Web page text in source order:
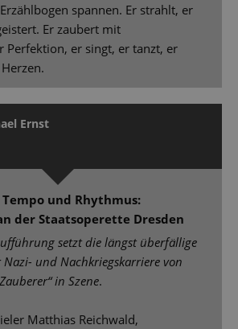
spannen. Er strahlt, er
Er zaubert mit
Perfektion, er singt, er tanzt, er
Ernst
und Rhythmus:
der Staatsoperette Dresden
setzt die längst überfällige
und Nachkriegskarriere von
in Szene.
Matthias Reichwald,